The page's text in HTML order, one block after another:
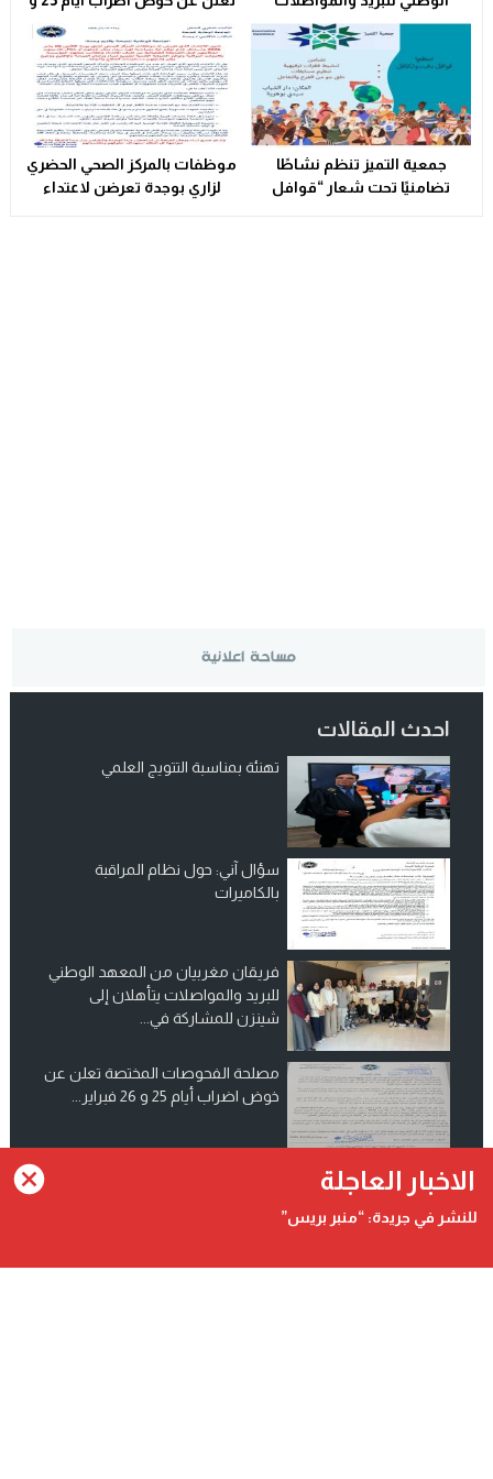
يتأهلان إلى شينزن للمشاركة في
المرحلة العالمية من
مسابقة Huawei ICT
Competition 2025-2026
جمعية التميز تنظم نشاطًا
تضامنيًا تحت شعار “قوافل
موظفات بالمركز الصحي الحضري
لزاري بوجدة تعرضن لاعتداء
احدث المقالات
تهنئة بمناسبة التتويج العلمي
سؤال آني: حول نظام المراقبة
بالكاميرات
فريقان مغربيان من المعهد الوطني
للبريد والمواصلات يتأهلان إلى
شينزن للمشاركة في...
مصلحة الفحوصات المختصة تعلن عن
خوض اضراب أيام 25 و 26 فبراير...
انضم الينا على فيسبوك
الاخبار العاجلة
للنشر في جريدة: “منبر بريس”